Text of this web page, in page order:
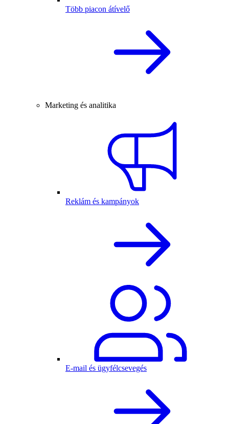
Több piacon átívelő
Marketing és analitika
Reklám és kampányok
E-mail és ügyfélcsevegés